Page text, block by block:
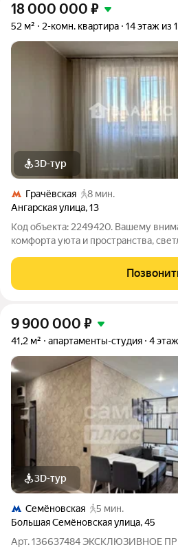
18 000 000 ₽
52 м² 2-комн. квартира 14 этаж из
3D-тур
Грачёвская
8 мин.
Ангарская улица,13
Код объекта: 2249420. Вашему
комфорта уюта и пространства,
дарит больше света и открытые виды
изолированные комнаты 14 и 18 м
9 900 000 ₽
41,2 м² апартаменты-студия 4
3D-тур
Семёновская
5 мин.
Большая Семёновская улица,45
Арт. 136637484 ЭКСКЛЮЗИВНОЕ